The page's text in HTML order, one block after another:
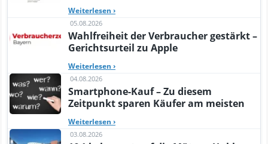
Weiterlesen ›
05.08.2026
Wahlfreiheit der Verbraucher gestärkt –
Gerichtsurteil zu Apple
Weiterlesen ›
04.08.2026
Smartphone-Kauf – Zu diesem
Zeitpunkt sparen Käufer am meisten
Weiterlesen ›
03.08.2026